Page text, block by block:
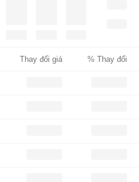
Thay đổi giá % Thay đổi